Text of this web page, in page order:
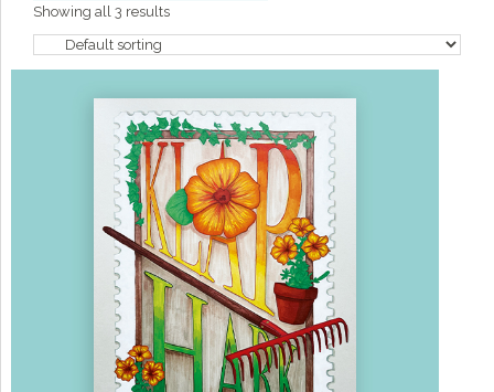
Showing all 3 results